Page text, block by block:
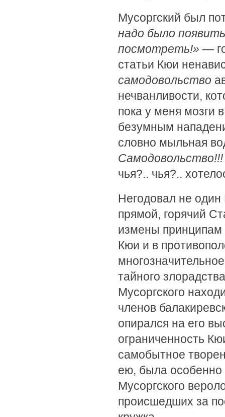
Мусоргский был
надо было
посмотреть!» —
статьи Кюи
самодовольство
нечванливости,
пока у меня мозги
безумным
словно мыльная
чья?.. чья?..
Негодовал не один
прямой, горячий
измены принципам
Кюи и в
тайного
Мусоргского
членов
опирался на его
ограниченность
самобытное
ею, была особенно
Мусоргского
происшедших за